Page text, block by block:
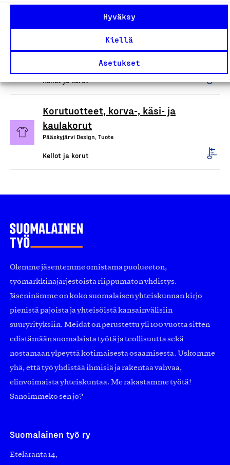
Hyväksy
Kiellä
Asetukset
Kotimaiset korut
Kellot ja korut
Korutuotteet, korva-, käsi- ja
kaulakorut
Pääskyjärvi Design, Tuote
Kellot ja korut
Olemme jäsentemme omistama puolueeton,
työmarkkinajärjestöistä riippumaton yhdistys.
Jäseninämme on koko suomalaisen yhteiskunnan kirjo
pienistä pajoista ja yhteisöistä kansainvälisiin
suuryrityksiin. Meidät on perustettu yli 100 vuotta sitten
edistämään suomalaista työtä ja teollisuutta sekä
nostamaan ylpeyttä kotimaisesta osaamisesta. Uskomme
yhä, että työ yhdistää ihmisiä ja rakentaa vahvaa,
elinvoimaista yhteiskuntaa. Me rakastamme työtä!
Sanoimmeko sen jo?
Suomalainen työ ry
Eteläranta 14,